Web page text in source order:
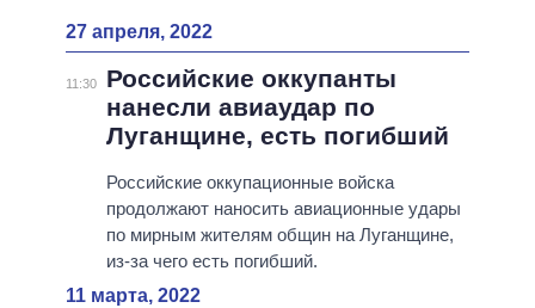
27 апреля, 2022
11:30
Российские оккупанты
нанесли авиаудар по
Луганщине, есть погибший
Российские оккупационные войска
продолжают наносить авиационные удары
по мирным жителям общин на Луганщине,
из-за чего есть погибший.
11 марта, 2022